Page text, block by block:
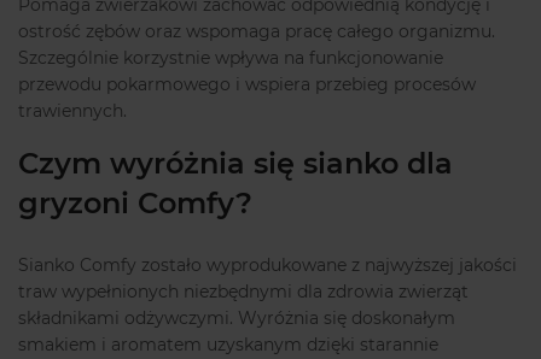
Pomaga zwierzakowi zachować odpowiednią kondycję i
ostrość zębów oraz wspomaga pracę całego organizmu.
Szczególnie korzystnie wpływa na funkcjonowanie
przewodu pokarmowego i wspiera przebieg procesów
trawiennych.
Czym wyróżnia się sianko dla
gryzoni Comfy?
Sianko Comfy zostało wyprodukowane z najwyższej jakości
traw wypełnionych niezbędnymi dla zdrowia zwierząt
składnikami odżywczymi. Wyróżnia się doskonałym
smakiem i aromatem uzyskanym dzięki starannie